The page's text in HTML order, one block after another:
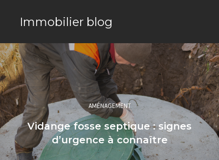
Immobilier blog
AMÉNAGEMENT
Vidange fosse septique : signes
d’urgence à connaître